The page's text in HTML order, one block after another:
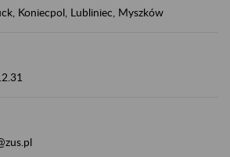
Koniecpol, Lubliniec, Myszków